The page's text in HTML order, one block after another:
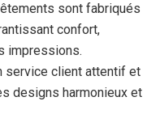
sont fabriqués
confort,
impressions.
service client attentif et
designs harmonieux et